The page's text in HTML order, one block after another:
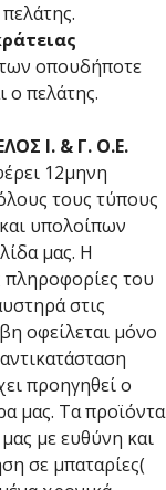
οπουδήποτε
ο πελάτης.
Ι. & Γ. Ο.Ε.
12μηνη
τους τύπους
υπολοίπων
μας. Η
πληροφορίες του
στις
οφείλεται μόνο
προηγηθεί ο
μας. Τα προϊόντα
με ευθύνη και
σε μπαταρίες(